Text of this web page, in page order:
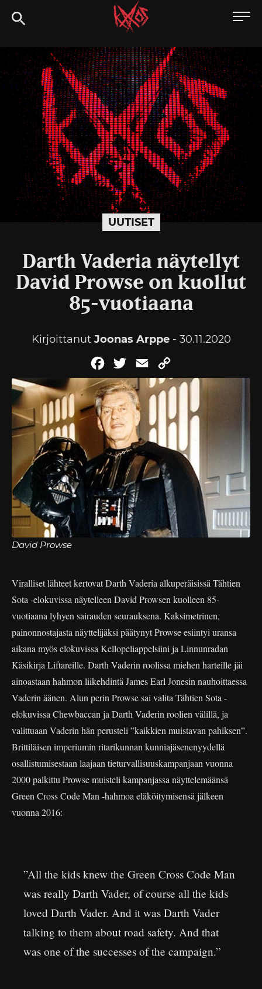
Siirry
suoraan
Kaaoszine
UUTISET
Darth Vaderia näytellyt
David Prowse on kuollut
85-vuotiaana
Kirjoittanut Joonas Arppe- 30.11.2020
FacebookTwitterEmail
Link
David Prowse
Viralliset lähteet kertovat Darth Vaderia alkuperäisissä Tähtien
Sota -elokuvissa näytelleen David Prowsen kuolleen 85-
vuotiaana lyhyen sairauden seurauksena. Kaksimetrinen,
painonnostajasta näyttelijäksi päätynyt Prowse esiintyi uransa
aikana myös elokuvissa Kellopeliappelsiini ja Linnunradan
Käsikirja Liftareille. Darth Vaderin roolissa miehen harteille jäi
ainoastaan hahmon liikehdintä James Earl Jonesin nauhoittaessa
Vaderin äänen. Alun perin Prowse sai valita Tähtien Sota -
elokuvissa Chewbaccan ja Darth Vaderin roolien välillä, ja
valittuaan Vaderin hän perusteli ”kaikkien muistavan pahiksen”.
Brittiläisen imperiumin ritarikunnan kunniajäsenenyydellä
osallistumisestaan laajaan tieturvallisuuskampanjaan vuonna
2000 palkittu Prowse muisteli kampanjassa näyttelemäänsä
Green Cross Code Man -hahmoa eläköitymisensä jälkeen
vuonna 2016:
”All the kids knew the Green Cross Code Man
was really Darth Vader, of course all the kids
loved Darth Vader. And it was Darth Vader
talking to them about road safety. And that
was one of the successes of the campaign.”